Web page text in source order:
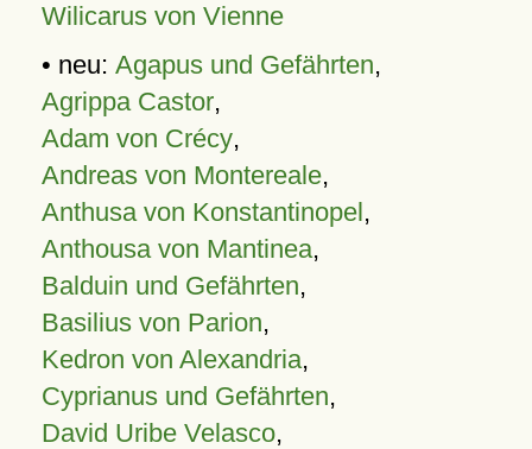
Wilicarus von Vienne
• neu: Agapus und Gefährten,
Agrippa Castor,
Adam von Crécy,
Andreas von Montereale,
Anthusa von Konstantinopel,
Anthousa von Mantinea,
Balduin und Gefährten,
Basilius von Parion,
Kedron von Alexandria,
Cyprianus und Gefährten,
David Uribe Velasco,